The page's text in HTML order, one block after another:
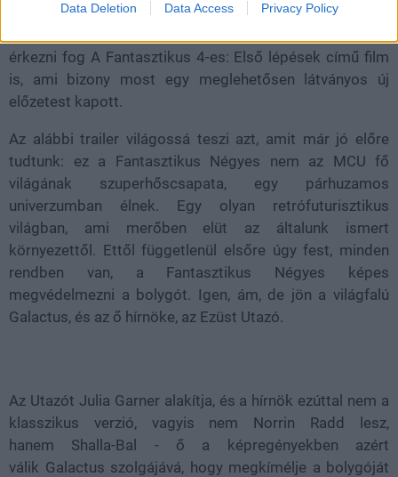
Data Deletion Data Access Privacy Policy
premierje miatt kapcsolja teljes sebességre a hype-
érkezni fog A Fantasztikus 4-es: Első lépések című film
is, ami bizony most egy meglehetősen látványos új
előzetest kapott.
Az alábbi trailer világossá teszi azt, amit már jó előre
tudtunk: ez a Fantasztikus Négyes nem az MCU fő
világának szuperhőscsapata, egy párhuzamos
univerzumban élnek. Egy olyan retrófuturisztikus
világban, ami merőben elüt az általunk ismert
környezettől. Ettől függetlenül elsőre úgy fest, minden
rendben van, a Fantasztikus Négyes képes
megvédelmezni a bolygót. Igen, ám, de jön a világfalú
Galactus, és az ő hírnöke, az Ezüst Utazó.
Az Utazót Julia Garner alakítja, és a hírnök ezúttal nem a
klasszikus verzió, vagyis nem Norrin Radd lesz,
hanem Shalla-Bal - ő a képregényekben azért
válik Galactus szolgájává, hogy megkímélje a bolygóját